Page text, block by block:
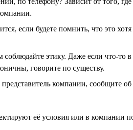
если будете помнить, что это
соблюдайте этику. Даже если что-
говорите по существу.
компании, сообщите
её условия или в компании